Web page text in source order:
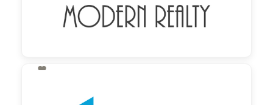
